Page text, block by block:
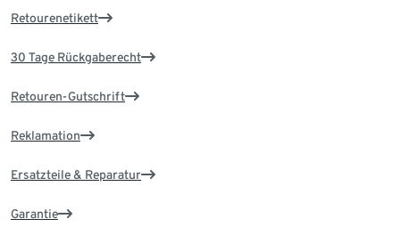
Retourenetikett
30 Tage Rückgaberecht
Retouren-Gutschrift
Reklamation
Ersatzteile & Reparatur
Garantie